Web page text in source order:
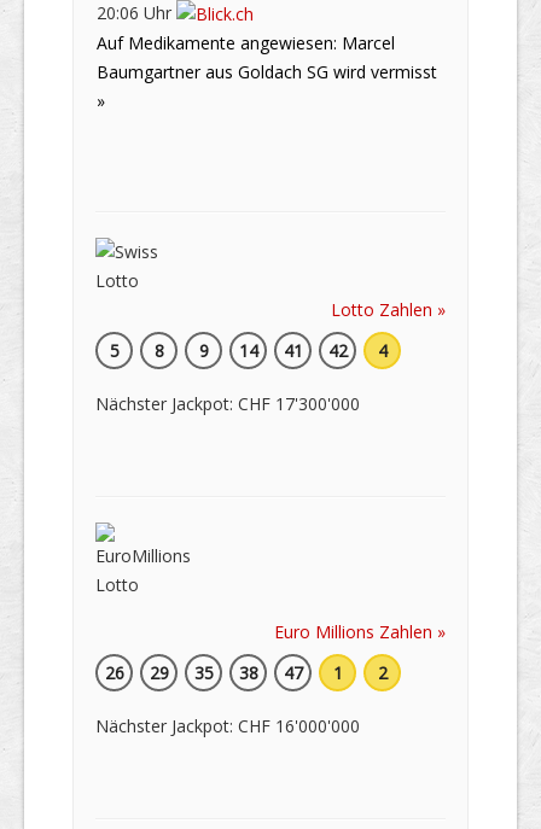
20:06 Uhr
Auf Medikamente angewiesen: Marcel
Baumgartner aus Goldach SG wird vermisst
»
Lotto Zahlen »
5
8 9 14 41 42 4
Nächster Jackpot: CHF 17'300'000
Euro Millions Zahlen »
26
29 35 38 47 1 2
Nächster Jackpot: CHF 16'000'000